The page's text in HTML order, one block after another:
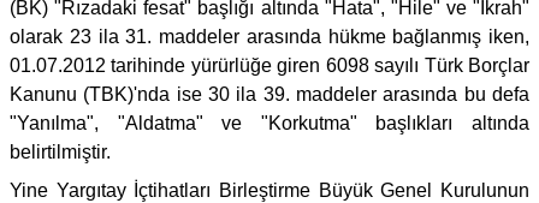
(BK) "Rızadaki fesat" başlığı altında "Hata", "Hile" ve "İkrah"
olarak 23 ila 31. maddeler arasında hükme bağlanmış iken,
01.07.2012 tarihinde yürürlüğe giren 6098 sayılı Türk Borçlar
Kanunu (TBK)'nda ise 30 ila 39. maddeler arasında bu defa
"Yanılma", "Aldatma" ve "Korkutma" başlıkları altında
belirtilmiştir.
Yine Yargıtay İçtihatları Birleştirme Büyük Genel Kurulunun